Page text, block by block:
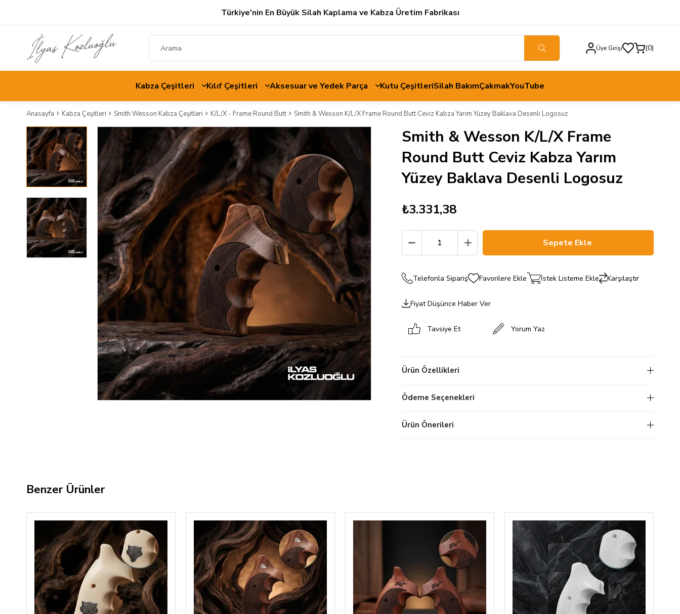
Türkiye'nin En Büyük Silah Kaplama ve Kabza Üretim Fabrikası
Üye Girişi 0
Kabza Çeşitleri Kılıf Çeşitleri Aksesuar ve Yedek Parça Kutu ÇeşitleriSilah BakımÇakmakYouTube
Anasayfa Kabza Çeşitleri Smith Wesson Kabza Çeşitleri K/L/X - Frame Round Butt Smith & Wesson K/L/X Frame Round Butt Ceviz Kabza Yarım Yüzey Baklava Desenli Logosuz
Smith & Wesson K/L/X Frame
Round Butt Ceviz Kabza Yarım
Yüzey Baklava Desenli Logosuz
₺3.331,38
Telefonla Sipariş Favorilere Ekle İstek Listeme Ekle Karşılaştır
Fiyat Düşünce Haber Ver
Tavsiye Et Yorum Yaz
Ürün Özellikleri
Ödeme Seçenekleri
Ürün Önerileri
Benzer Ürünler